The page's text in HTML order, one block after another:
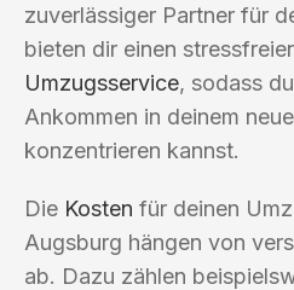
zuverlässiger Partner für
bieten dir einen
Umzugsservice, sodass
Ankommen in deinem
konzentrieren kannst.
Die Kosten für deinen
Augsburg hängen von
ab. Dazu zählen